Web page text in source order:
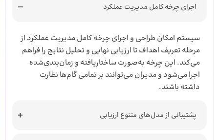
اجرای چرخه کامل مدیریت عملکرد
سیستم امکان طراحی و اجرای چرخه کامل مدیریت عملکرد از
مرحله تعریف اهداف تا ارزیابی نهایی و تحلیل نتایج را فراهم
می‌کند. این چرخه به‌صورت ساختاریافته و زمان‌بندی‌شده
اجرا می‌شود و مدیران می‌توانند بر تمامی گام‌ها نظارت
داشته باشند.
پشتیبانی از مدل‌های متنوع ارزیابی